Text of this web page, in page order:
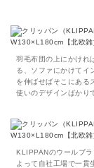
羽毛布団の上にかけれ
る、ソファにかけてイ
を伸ばせばそこにある
使いのデザインばかり
KLIPPANのウールブ
よって自社工場で一貫